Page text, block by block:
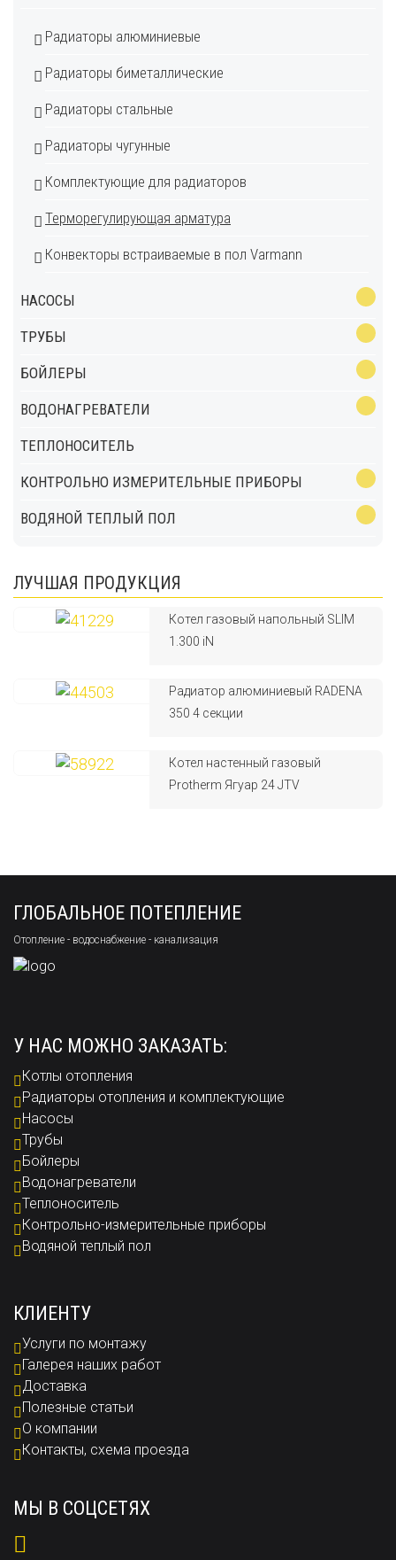
Радиаторы алюминиевые
Радиаторы биметаллические
Радиаторы стальные
Радиаторы чугунные
Комплектующие для радиаторов
Терморегулирующая арматура
Конвекторы встраиваемые в пол Varmann
НАСОСЫ
ТРУБЫ
БОЙЛЕРЫ
ВОДОНАГРЕВАТЕЛИ
ТЕПЛОНОСИТЕЛЬ
КОНТРОЛЬНО ИЗМЕРИТЕЛЬНЫЕ ПРИБОРЫ
ВОДЯНОЙ ТЕПЛЫЙ ПОЛ
ЛУЧШАЯ ПРОДУКЦИЯ
Котел газовый напольный SLIM
1.300 iN
Радиатор алюминиевый RADENA
350 4 секции
Котел настенный газовый
Protherm Ягуар 24 JTV
ГЛОБАЛЬНОЕ ПОТЕПЛЕНИЕ
Отопление - водоснабжение - канализация
У НАС МОЖНО ЗАКАЗАТЬ:
Котлы отопления
Радиаторы отопления и комплектующие
Насосы
Трубы
Бойлеры
Водонагреватели
Теплоноситель
Контрольно-измерительные приборы
Водяной теплый пол
КЛИЕНТУ
Услуги по монтажу
Галерея наших работ
Доставка
Полезные статьи
О компании
Контакты, схема проезда
МЫ В СОЦСЕТЯХ